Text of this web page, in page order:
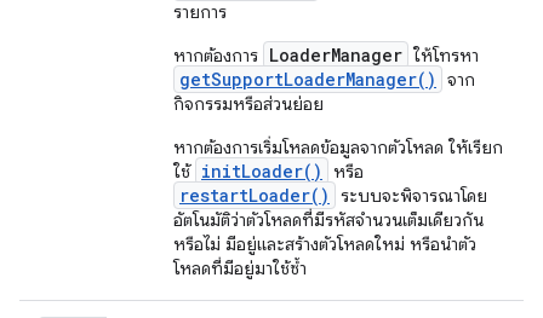
รายการ
หากต้องการ LoaderManager ให้โทรหา
getSupportLoaderManager()
จาก
กิจกรรมหรือส่วนย่อย
หากต้องการเริ่มโหลดข้อมูลจากตัวโหลด ให้เรียก
ใช้ initLoader() หรือ
restartLoader()
ระบบจะพิจารณาโดย
อัตโนมัติว่าตัวโหลดที่มีรหัสจำนวนเต็มเดียวกัน
หรือไม่ มีอยู่และสร้างตัวโหลดใหม่ หรือนำตัว
โหลดที่มีอยู่มาใช้ซ้ำ